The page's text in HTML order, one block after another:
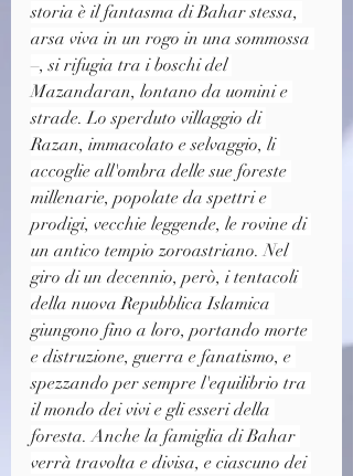
storia è il fantasma di Bahar stessa,
arsa viva in un rogo in una sommossa
–, si rifugia tra i boschi del
Mazandaran, lontano da uomini e
strade. Lo sperduto villaggio di
Razan, immacolato e selvaggio, li
accoglie all'ombra delle sue foreste
millenarie, popolate da spettri e
prodigi, vecchie leggende, le rovine di
un antico tempio zoroastriano. Nel
giro di un decennio, però, i tentacoli
della nuova Repubblica Islamica
giungono fino a loro, portando morte
e distruzione, guerra e fanatismo, e
spezzando per sempre l'equilibrio tra
il mondo dei vivi e gli esseri della
foresta. Anche la famiglia di Bahar
verrà travolta e divisa, e ciascuno dei